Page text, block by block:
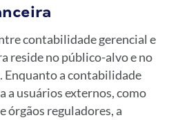
contabilidade gerencial e
reside no público-alvo e no
Enquanto a contabilidade
a usuários externos, como
órgãos reguladores, a